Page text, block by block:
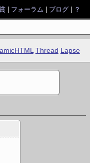
| フォーラム ブログ| ？
Thread Lapse